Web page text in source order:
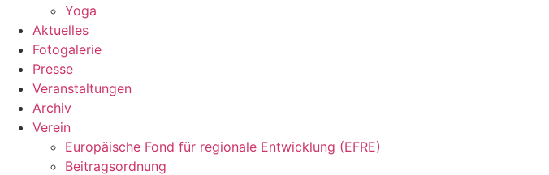
Yoga
Aktuelles
Fotogalerie
Presse
Veranstaltungen
Archiv
Verein
Europäische Fond für regionale Entwicklung (EFRE)
Beitragsordnung